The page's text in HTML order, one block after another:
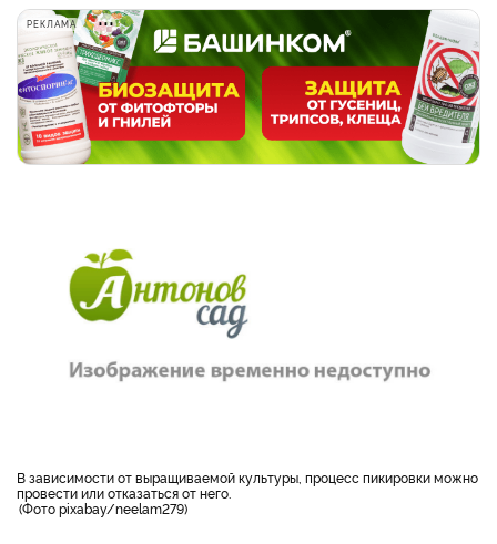
РЕКЛАМА
в зависимости от выращиваемой культуры, процесс пикировки можно
провести или отказаться от него.
Фото pixabay/neelam279